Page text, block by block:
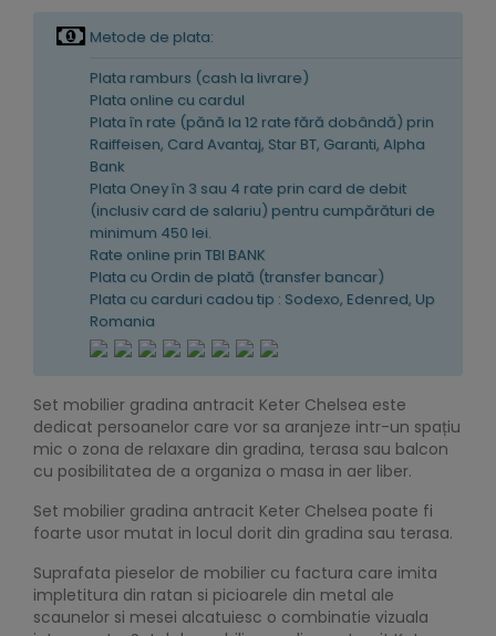
Metode de plata:
Plata ramburs (cash la livrare)
Plata online cu cardul
Plata în rate (pănă la 12 rate fără dobândă) prin
Raiffeisen, Card Avantaj, Star BT, Garanti, Alpha
Bank
Plata Oney în 3 sau 4 rate prin card de debit
(inclusiv card de salariu) pentru cumpărături de
minimum 450 lei.
Rate online prin TBI BANK
Plata cu Ordin de plată (transfer bancar)
Plata cu carduri cadou tip : Sodexo, Edenred, Up
Romania
Set mobilier gradina antracit Keter Chelsea este
dedicat persoanelor care vor sa aranjeze intr-un spațiu
mic o zona de relaxare din gradina, terasa sau balcon
cu posibilitatea de a organiza o masa in aer liber.
Set mobilier gradina antracit Keter Chelsea poate fi
foarte usor mutat in locul dorit din gradina sau terasa.
Suprafata pieselor de mobilier cu factura care imita
impletitura din ratan si picioarele din metal ale
scaunelor si mesei alcatuiesc o combinatie vizuala